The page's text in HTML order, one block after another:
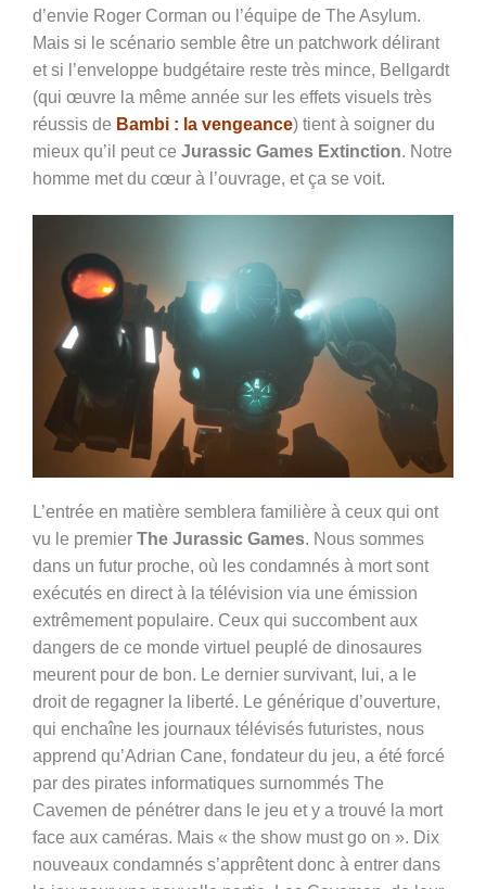
d’envie Roger Corman ou l’équipe de The Asylum.
Mais si le scénario semble être un patchwork délirant
et si l’enveloppe budgétaire reste très mince, Bellgardt
(qui œuvre la même année sur les effets visuels très
réussis de Bambi : la vengeance) tient à soigner du
mieux qu’il peut ce Jurassic Games Extinction. Notre
homme met du cœur à l’ouvrage, et ça se voit.
L’entrée en matière semblera familière à ceux qui ont
vu le premier The Jurassic Games. Nous sommes
dans un futur proche, où les condamnés à mort sont
exécutés en direct à la télévision via une émission
extrêmement populaire. Ceux qui succombent aux
dangers de ce monde virtuel peuplé de dinosaures
meurent pour de bon. Le dernier survivant, lui, a le
droit de regagner la liberté. Le générique d’ouverture,
qui enchaîne les journaux télévisés futuristes, nous
apprend qu’Adrian Cane, fondateur du jeu, a été forcé
par des pirates informatiques surnommés The
Cavemen de pénétrer dans le jeu et y a trouvé la mort
face aux caméras. Mais « the show must go on ». Dix
nouveaux condamnés s’apprêtent donc à entrer dans